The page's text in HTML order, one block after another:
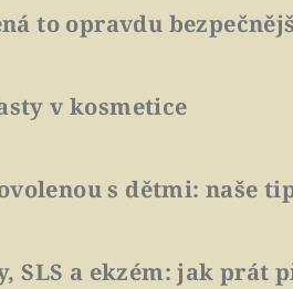
to opravdu
v kosmetice
s dětmi: naše
SLS a ekzém: jak prát